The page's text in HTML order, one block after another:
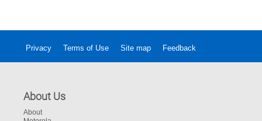
Privacy Terms of Use Site map Feedback
About Us
About